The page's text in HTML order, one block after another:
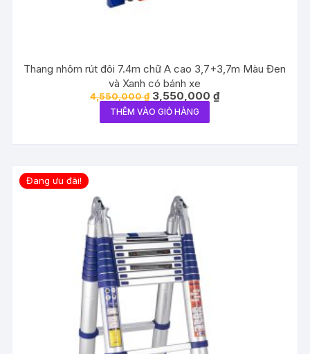
Thang nhôm rút đôi 7.4m chữ A cao 3,7+3,7m Màu Đen
và Xanh có bánh xe
4,550,000₫ Giá
gốc
là:
4,550,000 ₫.
3,550,000₫Giá
hiện
THÊM VÀO GIỎ HÀNG
Đang ưu đãi!